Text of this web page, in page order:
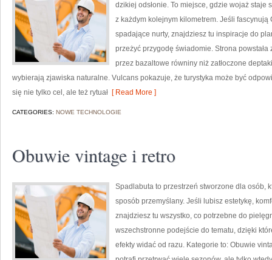
dzikiej odsłonie. To miejsce, gdzie wojaż
z każdym kolejnym kilometrem. Jeśli
spadające nurty, znajdziesz tu inspiracje do
przeżyć przygodę świadomie. Strona
przez bazaltowe równiny niż zatłoczone
wybierają zjawiska naturalne. Vulcans pokazuje, że turystyka może być
się nie tylko cel, ale też rytuał [ Read More ]
CATEGORIES: NOWE TECHNOLOGIE
Obuwie vintage i retro
Spadlabuta to przestrzeń stworzone dla osób,
sposób przemyślany. Jeśli lubisz estetykę,
znajdziesz tu wszystko, co potrzebne do
wszechstronne podejście do tematu, dzięki
efekty widać od razu. Kategorie to: Obuwie